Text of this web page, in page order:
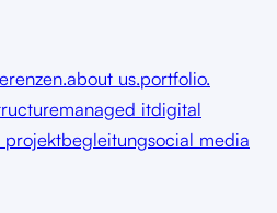
about us.portfolio.
managed itdigital
projektbegleitungsocial media